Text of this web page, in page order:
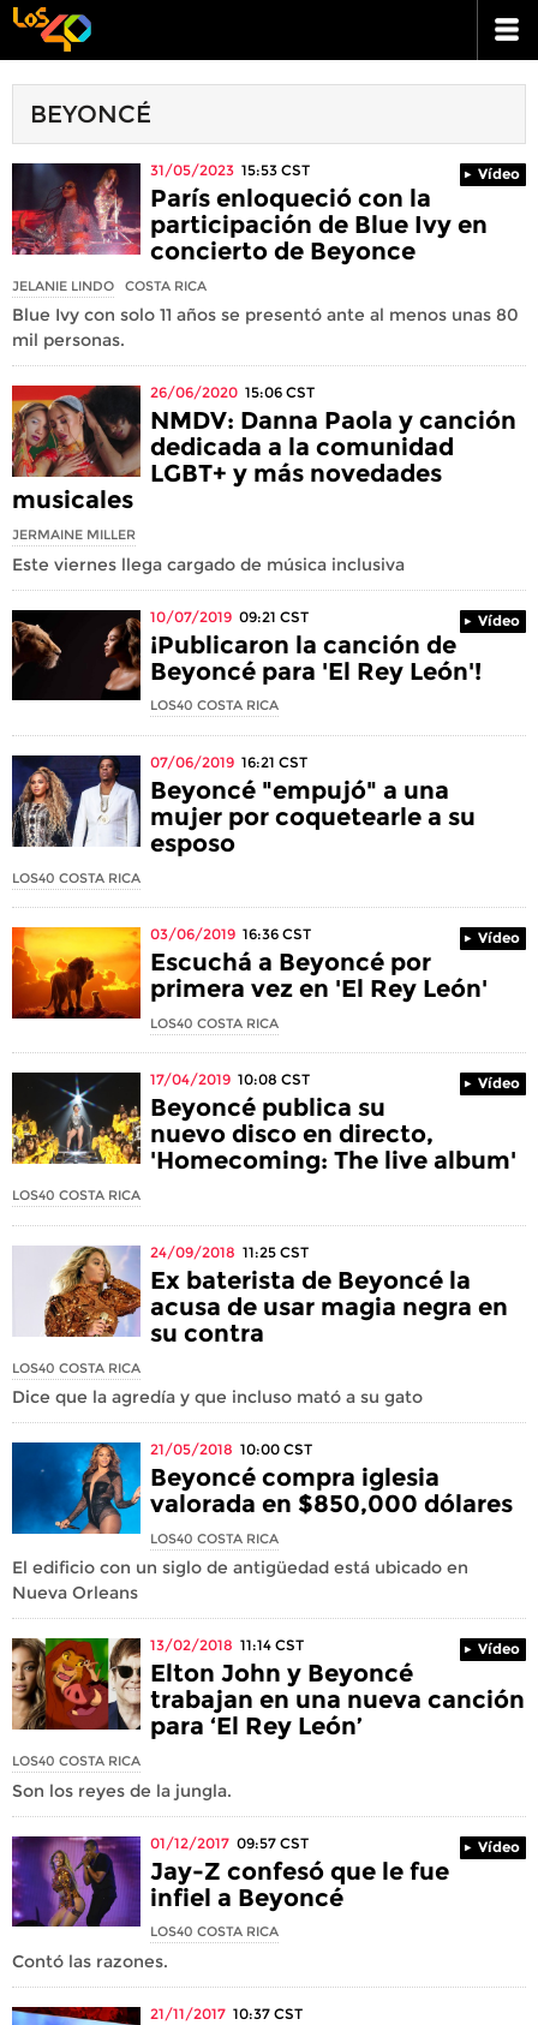
BEYONCÉ
31/05/2023 15:53 CST Vídeo
París enloqueció con la
participación de Blue Ivy en
concierto de Beyonce
JELANIE LINDO COSTA RICA
Blue Ivy con solo 11 años se presentó ante al menos unas 80
mil personas.
26/06/2020 15:06 CST
NMDV: Danna Paola y canción
dedicada a la comunidad
LGBT+ y más novedades
musicales
JERMAINE MILLER
Este viernes llega cargado de música inclusiva
10/07/2019 09:21 CST Vídeo
¡Publicaron la canción de
Beyoncé para 'El Rey León'!
LOS40 COSTA RICA
07/06/2019 16:21 CST
Beyoncé "empujó" a una
mujer por coquetearle a su
esposo
LOS40 COSTA RICA
03/06/2019 16:36 CST Vídeo
Escuchá a Beyoncé por
primera vez en 'El Rey León'
LOS40 COSTA RICA
17/04/2019 10:08 CST Vídeo
Beyoncé publica su
nuevo disco en directo,
'Homecoming: The live album'
LOS40 COSTA RICA
24/09/2018 11:25 CST
Ex baterista de Beyoncé la
acusa de usar magia negra en
su contra
LOS40 COSTA RICA
Dice que la agredía y que incluso mató a su gato
21/05/2018 10:00 CST
Beyoncé compra iglesia
valorada en $850,000 dólares
LOS40 COSTA RICA
El edificio con un siglo de antigüedad está ubicado en
Nueva Orleans
13/02/2018 11:14 CST Vídeo
Elton John y Beyoncé
trabajan en una nueva canción
para ‘El Rey León’
LOS40 COSTA RICA
Son los reyes de la jungla.
01/12/2017 09:57 CST Vídeo
Jay-Z confesó que le fue
infiel a Beyoncé
LOS40 COSTA RICA
Contó las razones.
21/11/2017 10:37 CST